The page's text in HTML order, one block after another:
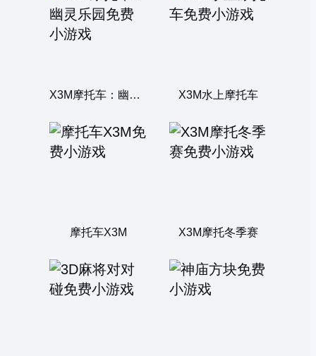
X3M摩托车：幽灵乐园 X3M水上摩托车
摩托车X3M X3M摩托冬季赛